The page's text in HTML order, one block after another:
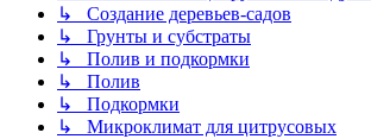
↳ Создание деревьев-садов
↳ Грунты и субстраты
↳ Полив и подкормки
↳ Полив
↳ Подкормки
↳ Микроклимат для цитрусовых